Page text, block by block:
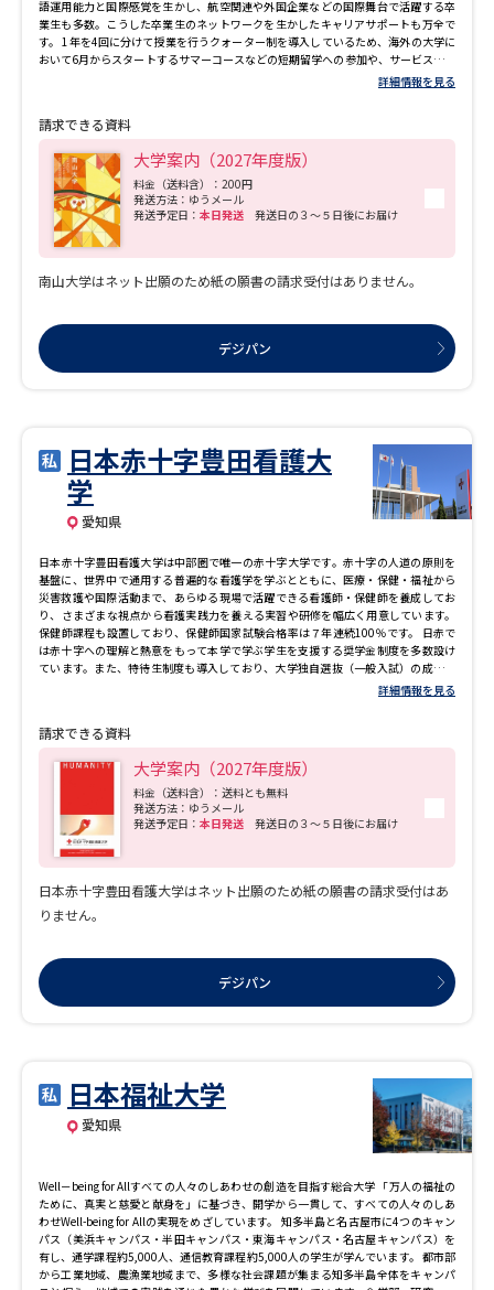
語運用能力と国際感覚を生かし、航空関連や外国企業などの国際舞台で活躍する卒
業生も多数。こうした卒業生のネットワークを生かしたキャリアサポートも万全で
す。 1年を4回に分けて授業を行うクォーター制を導入しているため、海外の大学に
おいて6月からスタートするサマーコースなどの短期留学への参加や、サービス・ラ
ーニングなどの自主的な学修の選択が広がるなどのメリットがあります。詳細情報を見る
請求できる資料
大学案内（2027年度版）
料金（送料含）：200円
発送方法：ゆうメール
発送予定日： 本日発送 発送日の３～５日後にお届け
南山大学はネット出願のため紙の願書の請求受付はありません。
デジパン
日本赤十字豊田看護大
学
愛知県
日本赤十字豊田看護大学は中部圏で唯一の赤十字大学です。赤十字の人道の原則を
基盤に、世界中で通用する普遍的な看護学を学ぶとともに、医療・保健・福祉から
災害救護や国際活動まで、あらゆる現場で活躍できる看護師・保健師を養成してお
り、さまざまな視点から看護実践力を養える実習や研修を幅広く用意しています。
保健師課程も設置しており、保健師国家試験合格率は７年連続100％です。 日赤で
は赤十字への理解と熱意をもって本学で学ぶ学生を支援する奨学金制度を多数設け
ています。また、特待生制度も導入しており、大学独自選抜（一般入試）の成績が
上位5位までの者について年間授業料の全額（120万円）を免除します。2年次以降
詳細情報を見る
請求できる資料
大学案内（2027年度版）
料金（送料含）：送料とも無料
発送方法：ゆうメール
発送予定日： 本日発送 発送日の３～５日後にお届け
日本赤十字豊田看護大学はネット出願のため紙の願書の請求受付はあ
りません。
デジパン
日本福祉大学
愛知県
Well－being for Allすべての人々のしあわせの創造を目指す総合大学 「万人の福祉の
ために、真実と慈愛と献身を」に基づき、開学から一貫して、すべての人々のしあ
わせ――Well-being for Allの実現をめざしています。 知多半島と名古屋市に4つのキャン
パス（美浜キャンパス・半田キャンパス・東海キャンパス・名古屋キャンパス）を
有し、通学課程約5,000人、通信教育課程約5,000人の学生が学んでいます。 都市部
から工業地域、農漁業地域まで、多様な社会課題が集まる知多半島全体をキャンパ